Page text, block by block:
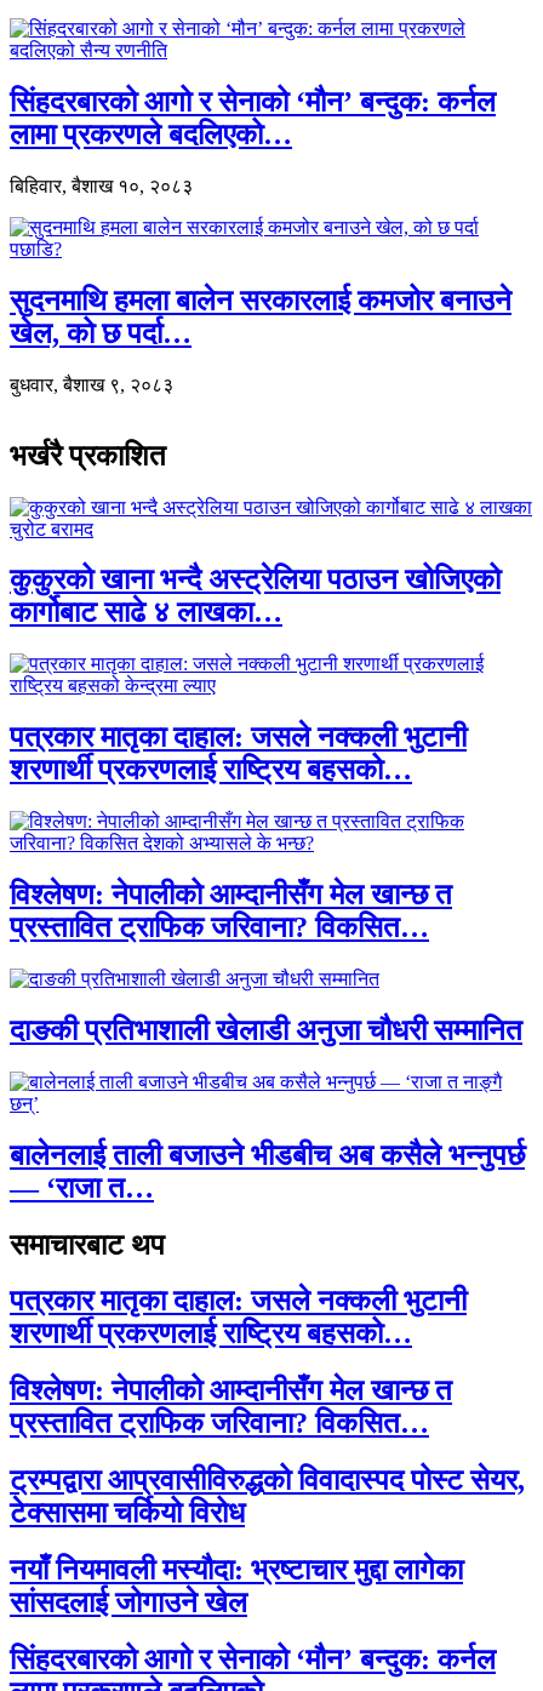
सिंहदरबारको आगो र सेनाको ‘मौन’ बन्दुक: कर्नल
लामा प्रकरणले बदलिएको…
बिहिवार, बैशाख १०, २०८३
सुदनमाथि हमला बालेन सरकारलाई कमजोर बनाउने
खेल, को छ पर्दा…
बुधवार, बैशाख ९, २०८३
भर्खरै प्रकाशित
कुकुरको खाना भन्दै अस्ट्रेलिया पठाउन खोजिएको
कार्गोबाट साढे ४ लाखका…
पत्रकार मातृका दाहाल: जसले नक्कली भुटानी
शरणार्थी प्रकरणलाई राष्ट्रिय बहसको…
विश्लेषण: नेपालीको आम्दानीसँग मेल खान्छ त
प्रस्तावित ट्राफिक जरिवाना? विकसित…
दाङकी प्रतिभाशाली खेलाडी अनुजा चौधरी सम्मानित
बालेनलाई ताली बजाउने भीडबीच अब कसैले भन्नुपर्छ
— ‘राजा त…
समाचारबाट थप
पत्रकार मातृका दाहाल: जसले नक्कली भुटानी
शरणार्थी प्रकरणलाई राष्ट्रिय बहसको…
विश्लेषण: नेपालीको आम्दानीसँग मेल खान्छ त
प्रस्तावित ट्राफिक जरिवाना? विकसित…
ट्रम्पद्वारा आप्रवासीविरुद्धको विवादास्पद पोस्ट सेयर,
टेक्सासमा चर्कियो विरोध
नयाँ नियमावली मस्यौदा: भ्रष्टाचार मुद्दा लागेका
सांसदलाई जोगाउने खेल
सिंहदरबारको आगो र सेनाको ‘मौन’ बन्दुक: कर्नल